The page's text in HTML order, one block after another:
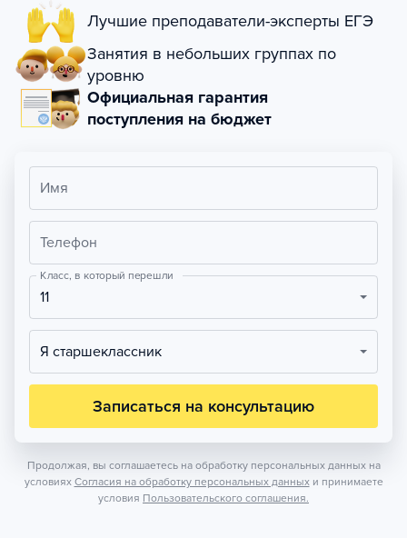
Лучшие преподаватели-эксперты ЕГЭ
Занятия в небольших группах по
уровню
Официальная гарантия
поступления на бюджет
Имя
Телефон
Класс, в который перешли
11
Я старшеклассник
Записаться на консультацию
Продолжая, вы соглашаетесь на обработку персональных данных на
условиях Согласия на обработку персональных данных и принимаете
условия Пользовательского соглашения.